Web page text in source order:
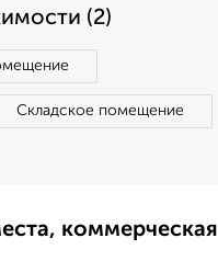
(2)
Складское помещение
коммерческая